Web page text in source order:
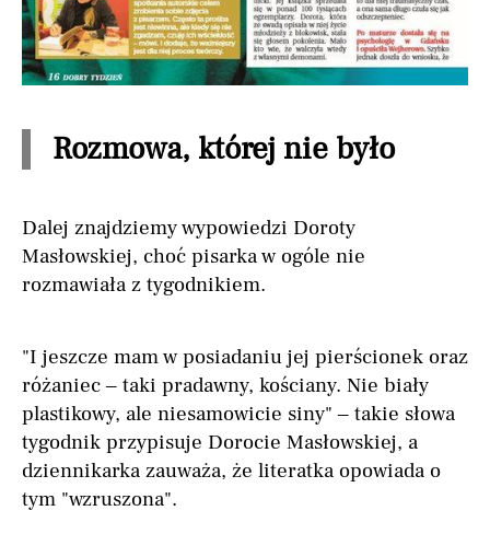
Rozmowa, której nie było
Dalej znajdziemy wypowiedzi Doroty
Masłowskiej, choć pisarka w ogóle nie
rozmawiała z tygodnikiem.
"I jeszcze mam w posiadaniu jej pierścionek oraz
różaniec – taki pradawny, kościany. Nie biały
plastikowy, ale niesamowicie siny" – takie słowa
tygodnik przypisuje Dorocie Masłowskiej, a
dziennikarka zauważa, że literatka opowiada o
tym "wzruszona".